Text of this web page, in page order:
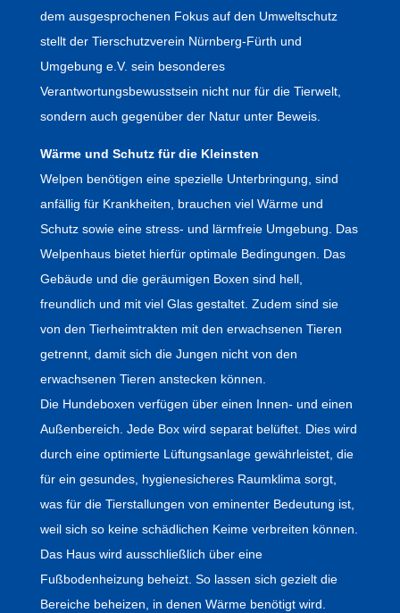
dem ausgesprochenen Fokus auf den Umweltschutz
stellt der Tierschutzverein Nürnberg-Fürth und
Umgebung e.V. sein besonderes
Verantwortungsbewusstsein nicht nur für die Tierwelt,
sondern auch gegenüber der Natur unter Beweis.
Wärme und Schutz für die Kleinsten
Welpen benötigen eine spezielle Unterbringung, sind
anfällig für Krankheiten, brauchen viel Wärme und
Schutz sowie eine stress- und lärmfreie Umgebung. Das
Welpenhaus bietet hierfür optimale Bedingungen. Das
Gebäude und die geräumigen Boxen sind hell,
freundlich und mit viel Glas gestaltet. Zudem sind sie
von den Tierheimtrakten mit den erwachsenen Tieren
getrennt, damit sich die Jungen nicht von den
erwachsenen Tieren anstecken können.
Die Hundeboxen verfügen über einen Innen- und einen
Außenbereich. Jede Box wird separat belüftet. Dies wird
durch eine optimierte Lüftungsanlage gewährleistet, die
für ein gesundes, hygienesicheres Raumklima sorgt,
was für die Tierstallungen von eminenter Bedeutung ist,
weil sich so keine schädlichen Keime verbreiten können.
Das Haus wird ausschließlich über eine
Fußbodenheizung beheizt. So lassen sich gezielt die
Bereiche beheizen, in denen Wärme benötigt wird.